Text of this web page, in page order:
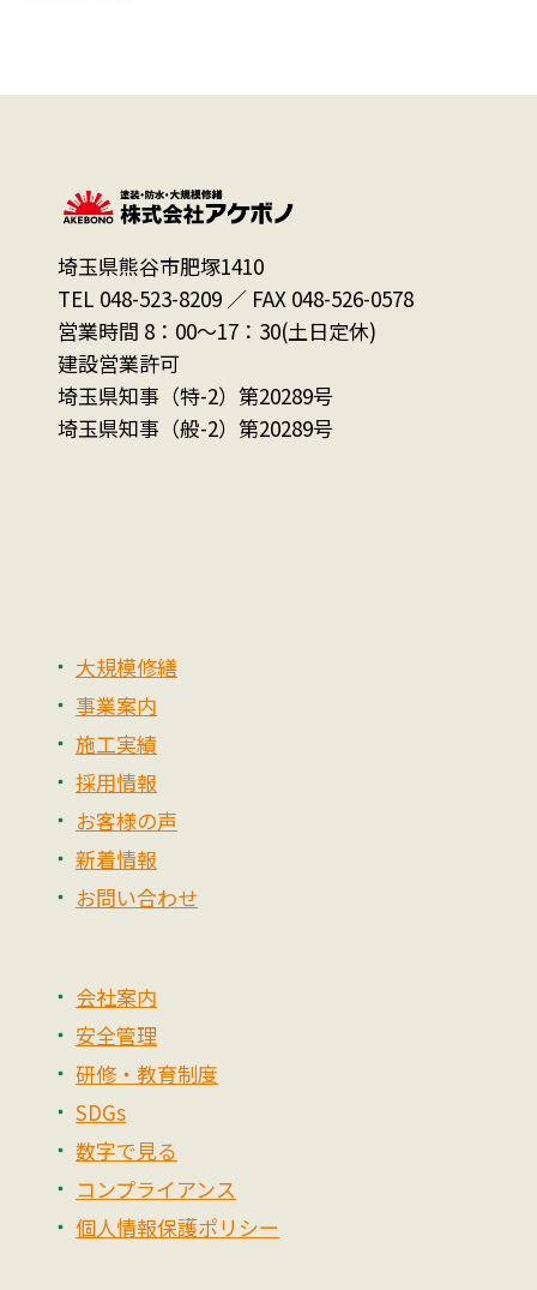
埼玉県熊谷市肥塚1410
TEL 048-523-8209 ／ FAX 048-526-0578
営業時間 8：00～17：30(土日定休)
建設営業許可
埼玉県知事（特-2）第20289号
埼玉県知事（般-2）第20289号
大規模修繕
事業案内
施工実績
採用情報
お客様の声
新着情報
お問い合わせ
会社案内
安全管理
研修・教育制度
SDGs
数字で見る
コンプライアンス
個人情報保護ポリシー